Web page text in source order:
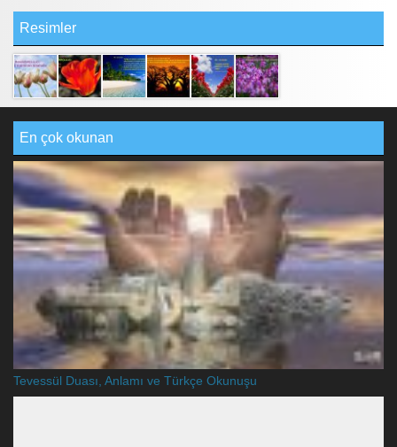
Resimler
En çok okunan
Tevessül Duası, Anlamı ve Türkçe Okunuşu